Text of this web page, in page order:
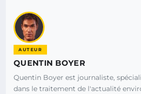
AUTEUR
QUENTIN BOYER
Quentin Boyer est journaliste,
dans le traitement de l'actualité